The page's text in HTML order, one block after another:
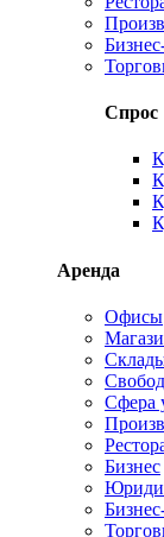
Спрос
Аренда
Офисы
Сфера
Бизнес